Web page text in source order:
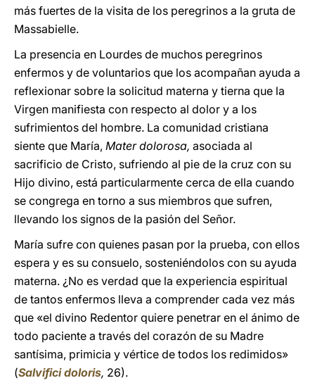
más fuertes de la visita de los peregrinos a la gruta de
Massabielle.
La presencia en Lourdes de muchos peregrinos
enfermos y de voluntarios que los acompañan ayuda a
reflexionar sobre la solicitud materna y tierna que la
Virgen manifiesta con respecto al dolor y a los
sufrimientos del hombre. La comunidad cristiana
siente que María, Mater dolorosa, asociada al
sacrificio de Cristo, sufriendo al pie de la cruz con su
Hijo divino, está particularmente cerca de ella cuando
se congrega en torno a sus miembros que sufren,
llevando los signos de la pasión del Señor.
María sufre con quienes pasan por la prueba, con ellos
espera y es su consuelo, sosteniéndolos con su ayuda
materna. ¿No es verdad que la experiencia espiritual
de tantos enfermos lleva a comprender cada vez más
que «el divino Redentor quiere penetrar en el ánimo de
todo paciente a través del corazón de su Madre
santísima, primicia y vértice de todos los redimidos»
(Salvifici doloris, 26).